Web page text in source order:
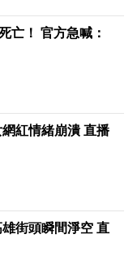
亡！ 官方急喊：
紅情緒崩潰 直播
街頭瞬間淨空 直